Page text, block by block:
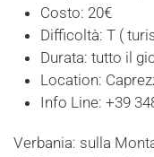
Costo: 20€
Difficoltà: T (
Durata: tutto il
Location:
Info Line: +39
Verbania: sulla